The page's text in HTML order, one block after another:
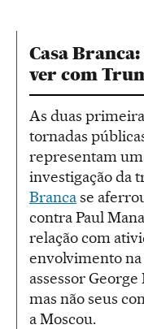
Casa
ver com
As duas
tornadas
representam
investigação da
Brancase
contra Paul
relação com
envolvimento
assessor
mas não seus
a Moscou.